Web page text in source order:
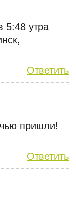
5:48 утра
Ответить
пришли!
Ответить